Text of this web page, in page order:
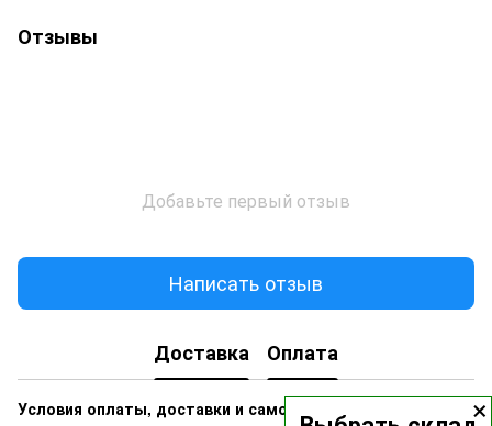
×
Отзывы
Добавьте первый отзыв
Написать отзыв
Доставка Оплата
Условия оплаты, доставки и самовывоза вы можете